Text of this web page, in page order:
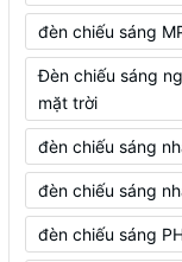
đèn chiếu sáng
Đèn chiếu sáng
mặt trời
đèn chiếu sáng
đèn chiếu sáng
đèn chiếu sáng